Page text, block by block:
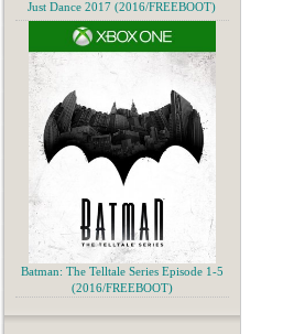
Just Dance 2017 (2016/FREEBOOT)
Batman: The Telltale Series Episode 1-5
(2016/FREEBOOT)